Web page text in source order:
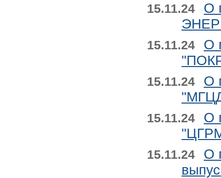
15.11.24
О
15.11.24
О
15.11.24
О
15.11.24
О
15.11.24
О